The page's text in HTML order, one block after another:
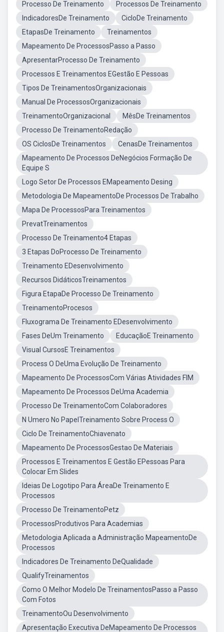
Processo De Treinamento
Processos De Treinamento
IndicadoresDe Treinamento
CicloDe Treinamento
EtapasDe Treinamento
Treinamentos
Mapeamento De ProcessosPasso a Passo
ApresentarProcesso De Treinamento
Processos E Treinamentos EGestão E Pessoas
Tipos De TreinamentosOrganizacionais
Manual De ProcessosOrganizacionais
TreinamentoOrganizacional
MêsDe Treinamentos
Processo De TreinamentoRedação
OS CiclosDe Treinamentos
CenasDe Treinamentos
Mapeamento De Processos DeNegócios Formação De
Equipe S
Logo Setor De Processos EMapeamento Desing
Metodologia De MapeamentoDe Processos De Trabalho
Mapa De ProcessosPara Treinamentos
PrevatTreinamentos
Processo De Treinamento4 Etapas
3 Etapas DoProcesso De Treinamento
Treinamento EDesenvolvimento
Recursos DidáticosTreinamentos
Figura EtapaDe Processo De Treinamento
TreinamentoProcesos
Fluxograma De Treinamento EDesenvolvimento
Fases DeUm Treinamento
EducaçãoE Treinamento
Visual CursosE Treinamentos
Process O DeUma Evolução De Treinamento
Mapeamento De ProcessosCom Várias Atividades FIM
Mapeamento De Processos DeUma Academia
Processo De TreinamentoCom Colaboradores
N Umero No PapelTreinamento Sobre Process O
Ciclo De TreinamentoChiavenato
Mapeamento De ProcessosGestao De Materiais
Processos E Treinamentos E Gestão EPessoas Para
Colocar Em Slides
Ideias De Logotipo Para ÁreaDe Treinamento E
Processos
Processo De TreinamentoPetz
ProcessosProdutivos Para Academias
Metodologia Aplicada a Administração MapeamentoDe
Processos
Indicadores De Treinamento DeQualidade
QualifyTreinamentos
Como O Melhor Modelo De TreinamentosPasso a Passo
Com Fotos
TreinamentoOu Desenvolvimento
Apresentação Executiva DeMapeamento De Processos